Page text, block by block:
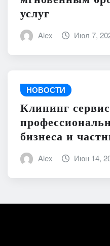
услуг
Alex Июл 7,
НОВОСТИ
Клининг
бизнеса и
Alex Июн 14,